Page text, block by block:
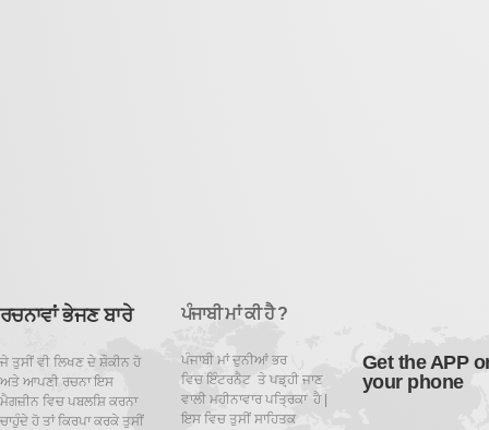
ਰਚਨਾਵਾਂ ਭੇਜਣ ਬਾਰੇ
ਜੇ ਤੁਸੀਂ ਵੀ ਲਿਖਣ ਦੇ ਸ਼ੌਕੀਨ ਹੋ
ਅਤੇ ਆਪਣੀ ਰਚਨਾ ਇਸ
ਮੈਗਜ਼ੀਨ ਵਿਚ ਪਬਲਸ਼ਿ ਕਰਨਾ
ਚਾਹੁੰਦੇ ਹੋ ਤਾਂ ਕਿਰਪਾ ਕਰਕੇ ਤੁਸੀਂ
ਪੰਜਾਬੀ ਮਾਂ ਕੀ ਹੈ ?
ਪੰਜਾਬੀ ਮਾਂ ਦੁਨੀਆਂ ਭਰ
ਵਿਚ ਇੰਟਰਨੈਟ ਤੇ ਪਡ਼੍ਹੀ ਜਾਣ
ਵਾਲੀ ਮਹੀਨਾਵਾਰ ਪਤ੍ਰਿਕਾ ਹੈ |
ਇਸ ਵਿਚ ਤੁਸੀਂ ਸਾਹਿਤਕ
Get the APP
your phone